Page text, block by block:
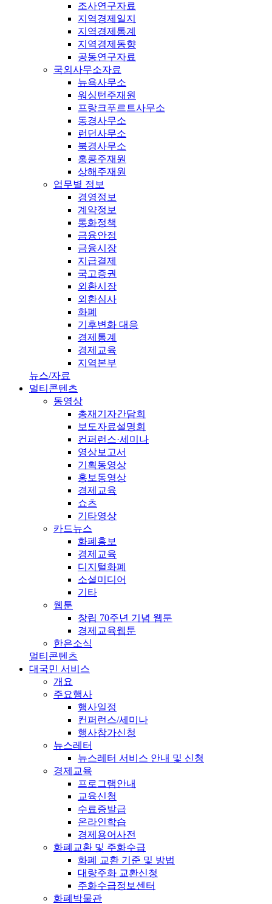
조사연구자료
지역경제일지
지역경제통계
지역경제동향
공동연구자료
국외사무소자료
뉴욕사무소
워싱턴주재원
프랑크푸르트사무소
동경사무소
런던사무소
북경사무소
홍콩주재원
상해주재원
업무별 정보
경영정보
계약정보
통화정책
금융안정
금융시장
지급결제
국고증권
외환시장
외환심사
화폐
기후변화 대응
경제통계
경제교육
지역본부
뉴스/자료
멀티콘텐츠
동영상
총재기자간담회
보도자료설명회
컨퍼런스·세미나
영상보고서
기획동영상
홍보동영상
경제교육
쇼츠
기타영상
카드뉴스
화폐홍보
경제교육
디지털화폐
소셜미디어
기타
웹툰
창립 70주년 기념 웹툰
경제교육웹툰
한은소식
멀티콘텐츠
대국민 서비스
개요
주요행사
행사일정
컨퍼런스/세미나
행사참가신청
뉴스레터
뉴스레터 서비스 안내 및 신청
경제교육
프로그램안내
교육신청
수료증발급
온라인학습
경제용어사전
화폐교환 및 주화수급
화폐 교환 기준 및 방법
대량주화 교환신청
주화수급정보센터
화폐박물관